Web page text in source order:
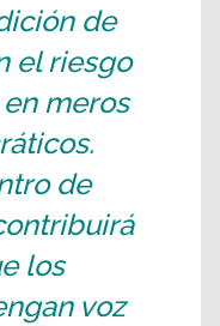
de
el riesgo
meros
de
los
voz